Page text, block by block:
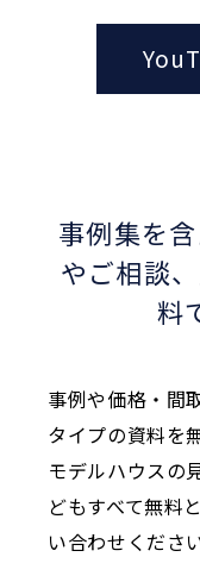
事例集を
やご相談、
料
事例や価格・間
タイプの資料を
モデルハウスの
どもすべて無料
い合わせください